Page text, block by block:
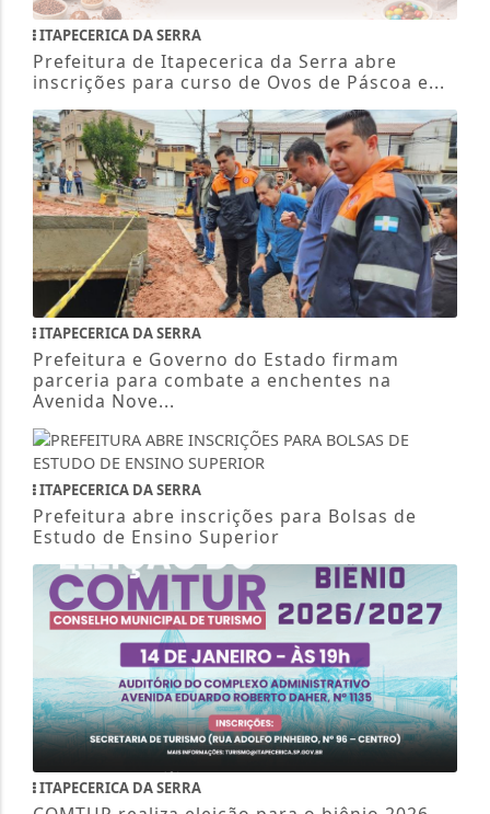
ITAPECERICA DA SERRA
Prefeitura de Itapecerica da Serra abre
inscrições para curso de Ovos de Páscoa e...
ITAPECERICA DA SERRA
Prefeitura e Governo do Estado firmam
parceria para combate a enchentes na
Avenida Nove...
ITAPECERICA DA SERRA
Prefeitura abre inscrições para Bolsas de
Estudo de Ensino Superior
ITAPECERICA DA SERRA